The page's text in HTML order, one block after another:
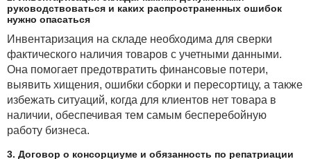
руководствоваться и каких распространенных ошибок
нужно опасаться
Инвентаризация на складе необходима для сверки
фактического наличия товаров с учетными данными.
Она помогает предотвратить финансовые потери,
выявить хищения, ошибки сборки и пересортицу, а также
избежать ситуаций, когда для клиентов нет товара в
наличии, обеспечивая тем самым бесперебойную
работу бизнеса.
3. Договор о консорциуме и обязанность по репатриации